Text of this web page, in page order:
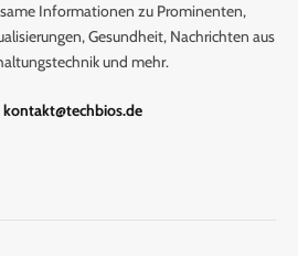
Informationen zu Prominenten,
Gesundheit, Nachrichten aus
und mehr.
kontakt@techbios.de